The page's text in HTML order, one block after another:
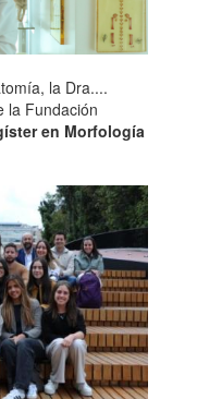
la Dra....
la Fundación
en Morfología